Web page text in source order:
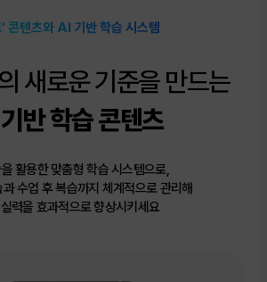
콘텐츠와 AI 기반 학습 시스템
새로운 기준을 만드는
반 학습 콘텐츠
활용한 맞춤형 학습 시스템으로,
수업 후 복습까지 체계적으로 관리해
력을 효과적으로 향상시키세요